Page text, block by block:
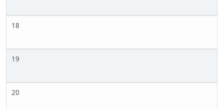
18
19
20